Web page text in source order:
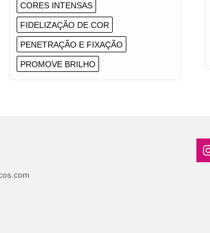
CORES INTENSAS
FIDELIZAÇÃO DE COR
PENETRAÇÃO E FIXAÇÃO
PROMOVE BRILHO